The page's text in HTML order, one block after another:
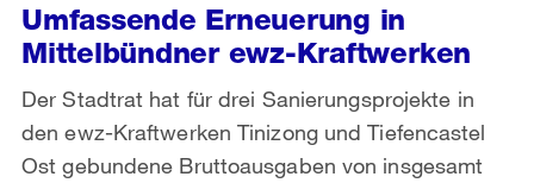
Umfassende Erneuerung in
Mittelbündner ewz-Kraftwerken
Der Stadtrat hat für drei Sanierungsprojekte in
den ewz-Kraftwerken Tinizong und Tiefencastel
Ost gebundene Bruttoausgaben von insgesamt